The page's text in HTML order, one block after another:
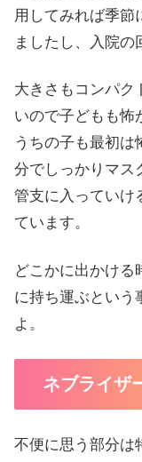
用してみれば季節
ましたし、入院の
大きさもコンパク
いので子どもも怖
うちの子も最初は
分でしっかりマス
管支に入っていけ
ています。
どこかに出かける
に持ち運ぶという
よ。
ネブライザ
不便に思う部分は